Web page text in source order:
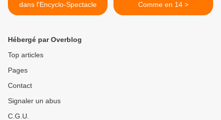
dans l'Encyclo-Spectacle
Comme en 14 >
Hébergé par Overblog
Top articles
Pages
Contact
Signaler un abus
C.G.U.